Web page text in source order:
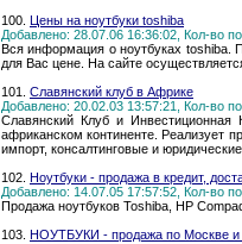
100. Цены на ноутбуки toshiba
Добавлено: 28.07.06 16:36:02, Кол-во
Вся информация о ноутбуках toshiba.
для Вас цене. На сайте
101. Славянский клуб в Африке
Добавлено: 20.02.03 13:57:21, Кол-во
Славянский Клуб и
африканском континенте. Реализует
импорт, консалтинговые и
102. Ноутбуки - продажа в кредит,
Добавлено: 14.07.05 17:57:52, Кол-во
Продажа ноутбуков Toshiba, HP
103. НОУТБУКИ - продажа по